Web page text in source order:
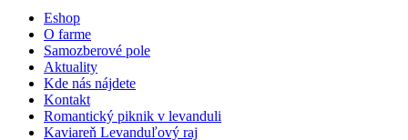
Eshop
O farme
Samozberové pole
Aktuality
Kde nás nájdete
Kontakt
Romantický piknik v levanduli
Kaviareň Levanduľový raj